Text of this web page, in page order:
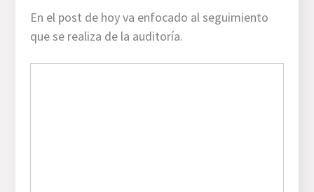
En el post de hoy va enfocado al seguimiento
que se realiza de la auditoría.